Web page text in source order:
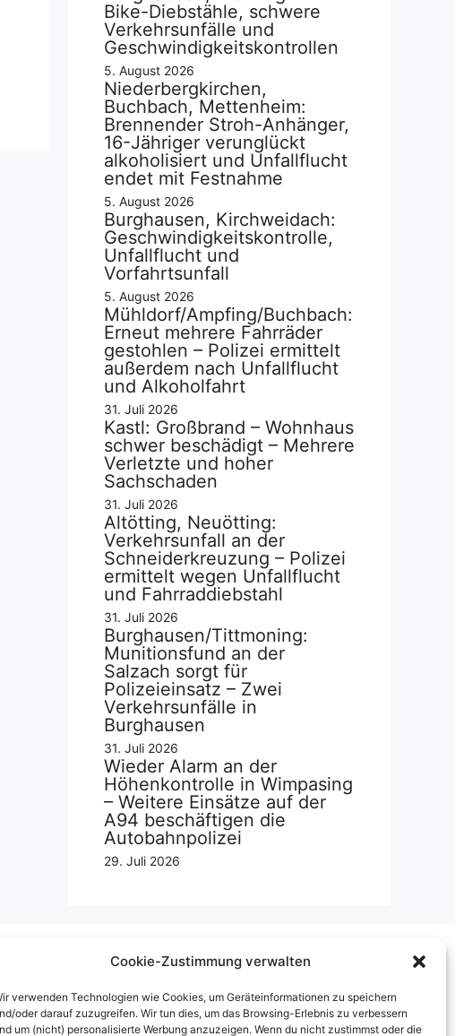
Cookie-Zustimmung verwalten
verwenden Technologien wie Cookies, um Geräteinformationen zu speichern
oder darauf zuzugreifen. Wir tun dies, um das Browsing-Erlebnis zu verbessern
um (nicht) personalisierte Werbung anzuzeigen. Wenn du nicht zustimmst oder die
Bike-Diebstähle, schwere
Verkehrsunfälle und
Geschwindigkeitskontrollen
5. August 2026
Niederbergkirchen,
Buchbach, Mettenheim:
Brennender Stroh-Anhänger,
16-Jähriger verunglückt
alkoholisiert und Unfallflucht
endet mit Festnahme
5. August 2026
Burghausen, Kirchweidach:
Geschwindigkeitskontrolle,
Unfallflucht und
Vorfahrtsunfall
5. August 2026
Mühldorf/Ampfing/Buchbach:
Erneut mehrere Fahrräder
gestohlen – Polizei ermittelt
außerdem nach Unfallflucht
und Alkoholfahrt
31. Juli 2026
Kastl: Großbrand – Wohnhaus
schwer beschädigt – Mehrere
Verletzte und hoher
Sachschaden
31. Juli 2026
Altötting, Neuötting:
Verkehrsunfall an der
Schneiderkreuzung – Polizei
ermittelt wegen Unfallflucht
und Fahrraddiebstahl
31. Juli 2026
Burghausen/Tittmoning:
Munitionsfund an der
Salzach sorgt für
Polizeieinsatz – Zwei
Verkehrsunfälle in
Burghausen
31. Juli 2026
Wieder Alarm an der
Höhenkontrolle in Wimpasing
– Weitere Einsätze auf der
A94 beschäftigen die
Autobahnpolizei
29. Juli 2026
Über uns
Impressum